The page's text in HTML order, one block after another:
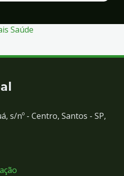
Segurança
Saúde
s/nº - Centro, Santos - SP,